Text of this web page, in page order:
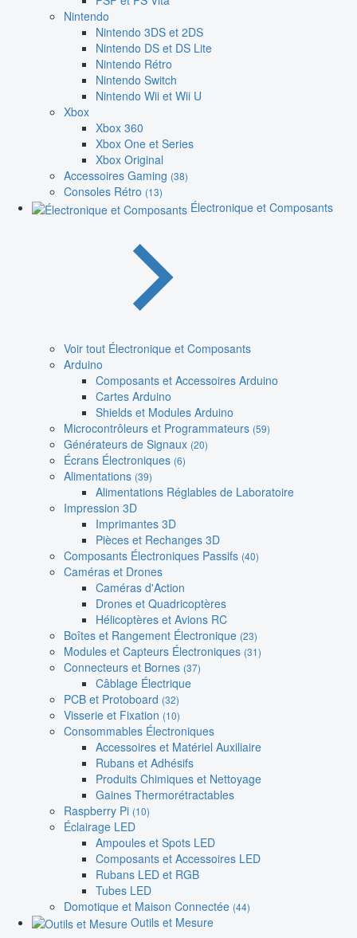
Nintendo
Nintendo 3DS et 2DS
Nintendo DS et DS Lite
Nintendo Rétro
Nintendo Switch
Nintendo Wii et Wii U
Xbox
Xbox 360
Xbox One et Series
Xbox Original
Accessoires Gaming (38)
Consoles Rétro (13)
Électronique et Composants
Voir tout Électronique et Composants
Arduino
Composants et Accessoires Arduino
Cartes Arduino
Shields et Modules Arduino
Microcontrôleurs et Programmateurs (59)
Générateurs de Signaux (20)
Écrans Électroniques (6)
Alimentations (39)
Alimentations Réglables de Laboratoire
Impression 3D
Imprimantes 3D
Pièces et Rechanges 3D
Composants Électroniques Passifs (40)
Caméras et Drones
Caméras d'Action
Drones et Quadricoptères
Hélicoptères et Avions RC
Boîtes et Rangement Électronique (23)
Modules et Capteurs Électroniques (31)
Connecteurs et Bornes (37)
Câblage Électrique
PCB et Protoboard (32)
Visserie et Fixation (10)
Consommables Électroniques
Accessoires et Matériel Auxiliaire
Rubans et Adhésifs
Produits Chimiques et Nettoyage
Gaines Thermorétractables
Raspberry Pi (10)
Éclairage LED
Ampoules et Spots LED
Composants et Accessoires LED
Rubans LED et RGB
Tubes LED
Domotique et Maison Connectée (44)
Outils et Mesure